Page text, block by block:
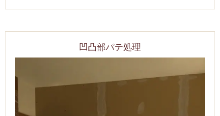
凹凸部パテ処理